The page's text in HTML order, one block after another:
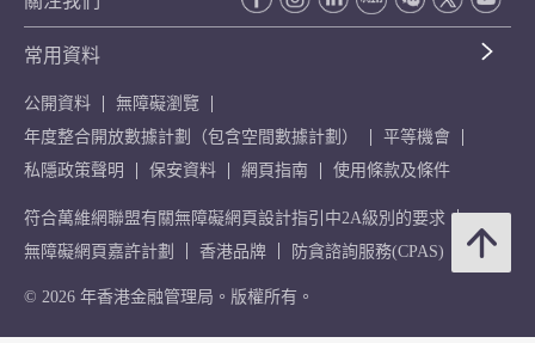
常用資料
公開資料
無障礙瀏覽
年度整合開放數據計劃（包含空間數據計劃）
平等機會
私隱政策聲明
保安資料 網頁指南 使用條款及條件
符合萬維網聯盟有關無障礙網頁設計指引中2A級別的要求
無障礙網頁嘉許計劃
香港品牌 防貪諮詢服務(CPAS)
© 2026 年香港金融管理局。版權所有。